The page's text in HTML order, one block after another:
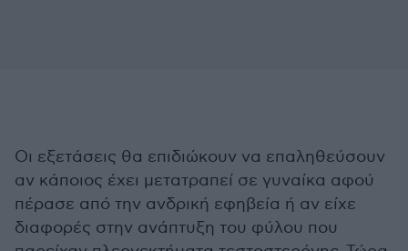
Οι εξετάσεις θα επιδιώκουν να επαληθεύσουν
αν κάποιος έχει μετατραπεί σε γυναίκα αφού
πέρασε από την ανδρική εφηβεία ή αν είχε
διαφορές στην ανάπτυξη του φύλου που